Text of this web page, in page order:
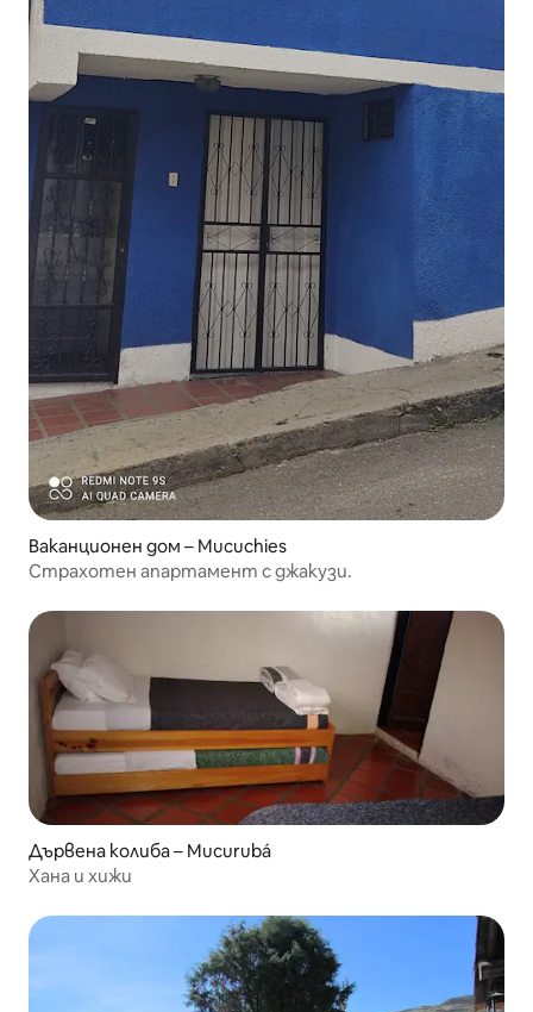
Ваканционен дом – Mucuchies
Страхотен апартамент с джакузи.
Дървена колиба – Mucurubá
Хана и хижи